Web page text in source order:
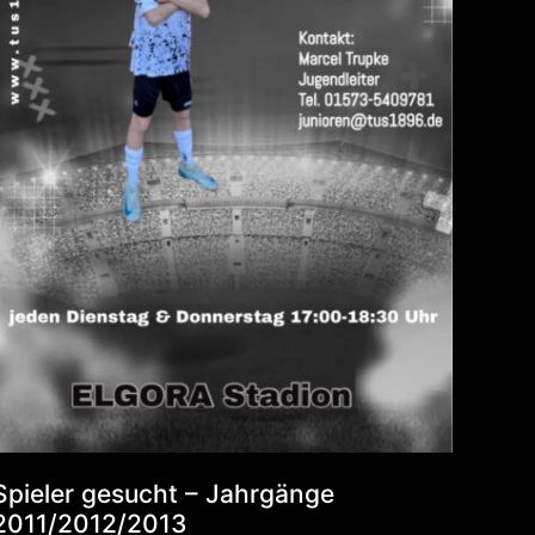
gesucht – Jahrgänge
2012/2013